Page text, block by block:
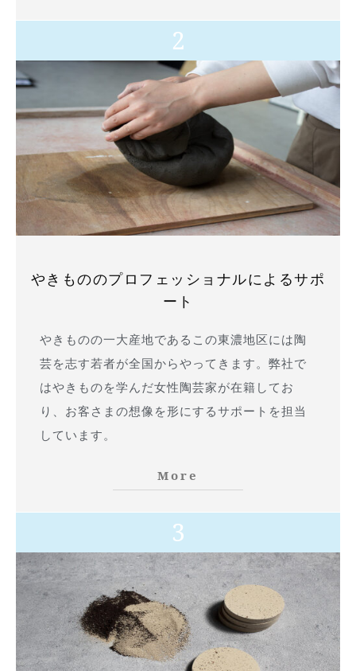
2
やきもののプロフェッショナルによるサポ
ート
やきものの一大産地であるこの東濃地区には陶
芸を志す若者が全国からやってきます。弊社で
はやきものを学んだ女性陶芸家が在籍してお
り、お客さまの想像を形にするサポートを担当
しています。
More
3